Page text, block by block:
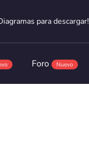
para descargar!
para descargar!
Foro Nuevo